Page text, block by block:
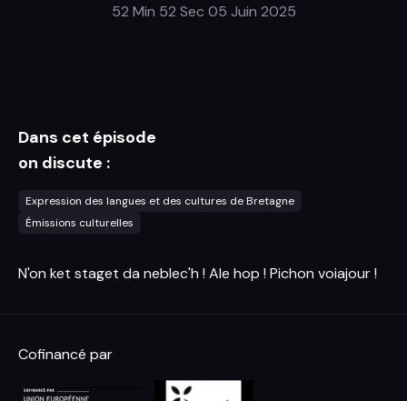
52 Min 52 Sec 05 Juin 2025
Dans cet épisode
on discute :
Expression des langues et des cultures de Bretagne
Émissions culturelles
N'on ket staget da neblec'h ! Ale hop ! Pichon voiajour !
Cofinancé par